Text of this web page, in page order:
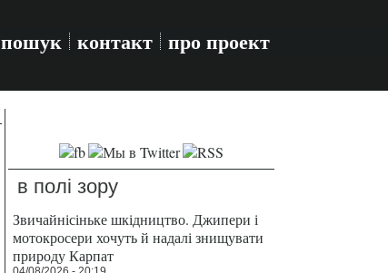
пошук контакт про проект
в полі зору
Звичайнісіньке шкідництво. Джипери і
мотокросери хочуть й надалі знищувати
природу Карпат